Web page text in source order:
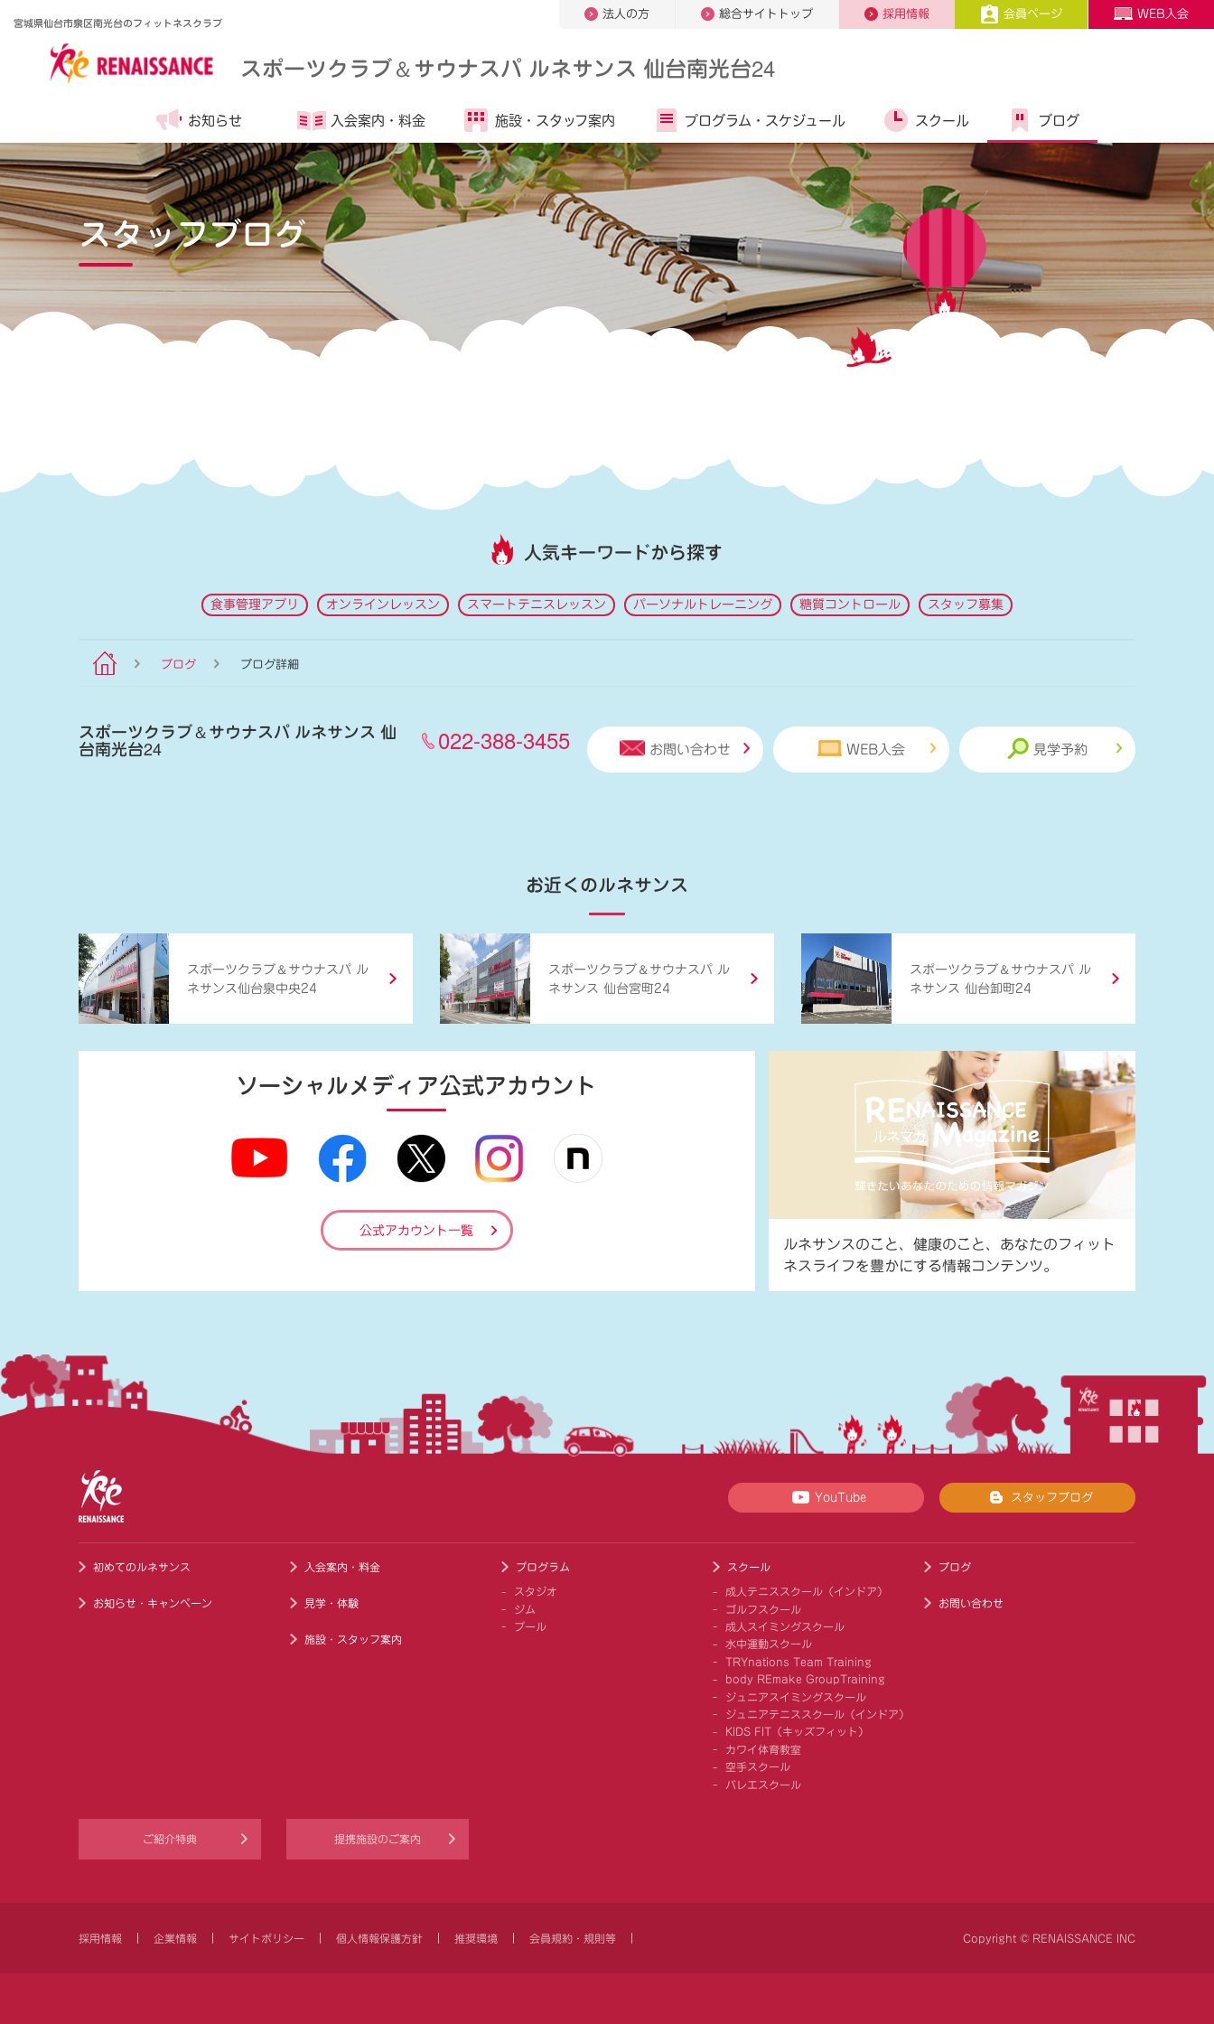
宮城県仙台市泉区南光台のフィットネスクラブ
法人の方 総合サイトトップ 採用情報 会員ページ WEB入会
スポーツクラブ＆サウナスパ ルネサンス 仙台南光台24
お知らせ 入会案内・ 料金 施設・ スタッフ案内 プログラム・ スケジュール スクール ブログ
スタッフブログ
人気キーワードから探す
食事管理アプリ オンラインレッスン スマートテニスレッスン パーソナルトレーニング 糖質コントロール スタッフ募集
ブログ ブログ詳細
スポーツクラブ＆サウナスパ ルネサンス 仙
台南光台24 022-388-3455 お問い合わせ WEB入会 見学予約
お近くのルネサンス
スポーツクラブ ＆ サウナスパ ル
ネサンス仙台泉中央24
スポーツクラブ ＆ サウナスパ ル
ネサンス 仙台宮町24
スポーツクラブ ＆ サウナスパ ル
ネサンス 仙台卸町24
ソーシャルメディア公式アカウント
公式アカウント一覧
ルネサンスのこと、健康のこと、あなたのフィット
ネスライフを豊かにする情報コンテンツ。
YouTube スタッフブログ
初めてのルネサンス
お知らせ・キャンペーン
入会案内・料金
見学・体験
施設・スタッフ案内
プログラム
スタジオ
ジム
プール
スクール
成人テニススクール（インドア）
ゴルフスクール
成人スイミングスクール
水中運動スクール
TRYnations Team Training
body REmake GroupTraining
ジュニアスイミングスクール
ジュニアテニススクール（インドア）
KIDS FIT（キッズフィット）
カワイ体育教室
空手スクール
バレエスクール
ブログ
お問い合わせ
ご紹介特典 提携施設のご案内
採用情報 企業情報 サイトポリシー 個人情報保護方針 推奨環境 会員規約・規則等 Copyright © RENAISSANCE INC